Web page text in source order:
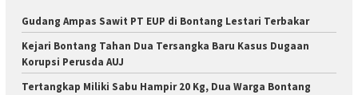
Gudang Ampas Sawit PT EUP di Bontang Lestari Terbakar
Kejari Bontang Tahan Dua Tersangka Baru Kasus Dugaan
Korupsi Perusda AUJ
Tertangkap Miliki Sabu Hampir 20 Kg, Dua Warga Bontang